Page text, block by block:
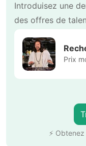
Introduisez une
des offres de
Prix
⚡